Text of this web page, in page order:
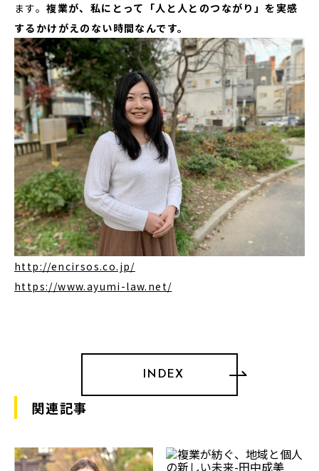
ます。複業が、私にとって「人と人とのつながり」を実感
するかけがえのない時間なんです。
http://encirsos.co.jp/
https://www.ayumi-law.net/
INDEX
関連記事